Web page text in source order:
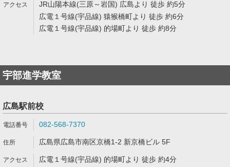
JR山陽本線(三原～岩国) 広島より 徒歩 約5分
広電１号線(宇品線) 猿猴橋町より 徒歩 約6分
広電１号線(宇品線) 的場町より 徒歩 約8分
宇部進学教室
広島駅前校
082-568-7370
広島県広島市南区京橋1-2 新京橋ビル 5F
広電１号線(宇品線) 的場町より 徒歩 約4分